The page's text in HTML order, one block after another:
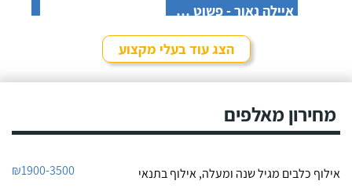
איילה נאור - פשוט מאלפת בחיפה
חייג עכשיו
מקום בטבע בגבעת עדה
יש לו גישה מצויינת לכלבים,
הצג עוד בעלי מקצוע
מחירון מאלפים
אילוף כלבים מגיל שנה ומעלה, אילוף בתנאי
₪1900-3500